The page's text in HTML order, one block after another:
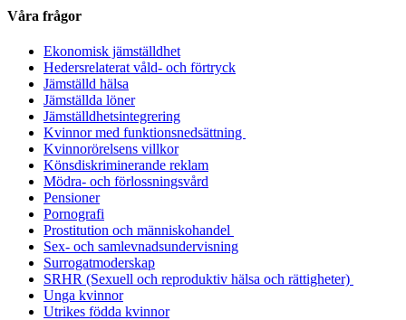
Våra frågor
Ekonomisk jämställdhet
Hedersrelaterat våld- och förtryck
Jämställd hälsa
Jämställda löner
Jämställdhetsintegrering
Kvinnor med funktionsnedsättning
Kvinnorörelsens villkor
Könsdiskriminerande reklam
Mödra- och förlossningsvård
Pensioner
Pornografi
Prostitution och människohandel
Sex- och samlevnadsundervisning
Surrogatmoderskap
SRHR (Sexuell och reproduktiv hälsa och rättigheter)
Unga kvinnor
Utrikes födda kvinnor